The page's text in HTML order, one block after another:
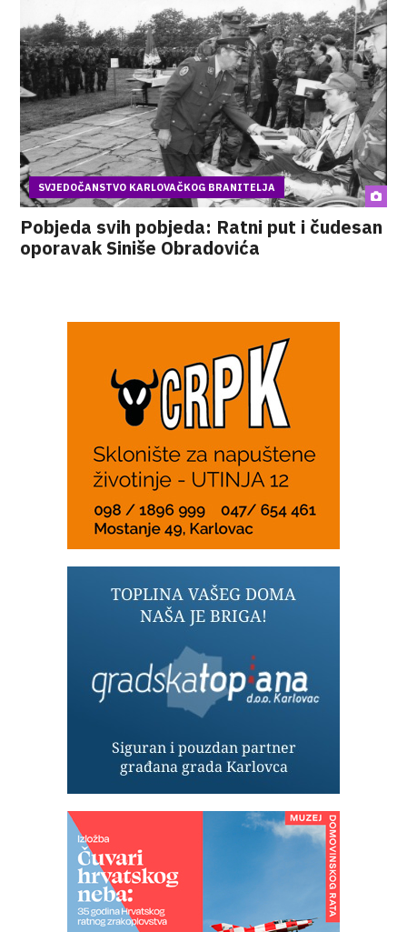
SVJEDOČANSTVO KARLOVAČKOG BRANITELJA
Pobjeda svih pobjeda: Ratni put i čudesan
oporavak Siniše Obradovića